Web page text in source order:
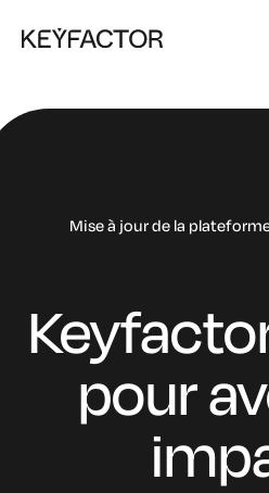
Mise à jour de la
pour